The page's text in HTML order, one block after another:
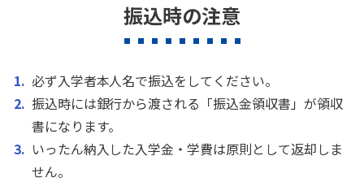
振込時の注意
必ず入学者本人名で振込をしてください。
振込時には銀行から渡される「振込金領収書」が領収
書になります。
いったん納入した入学金・学費は原則として返却しま
せん。